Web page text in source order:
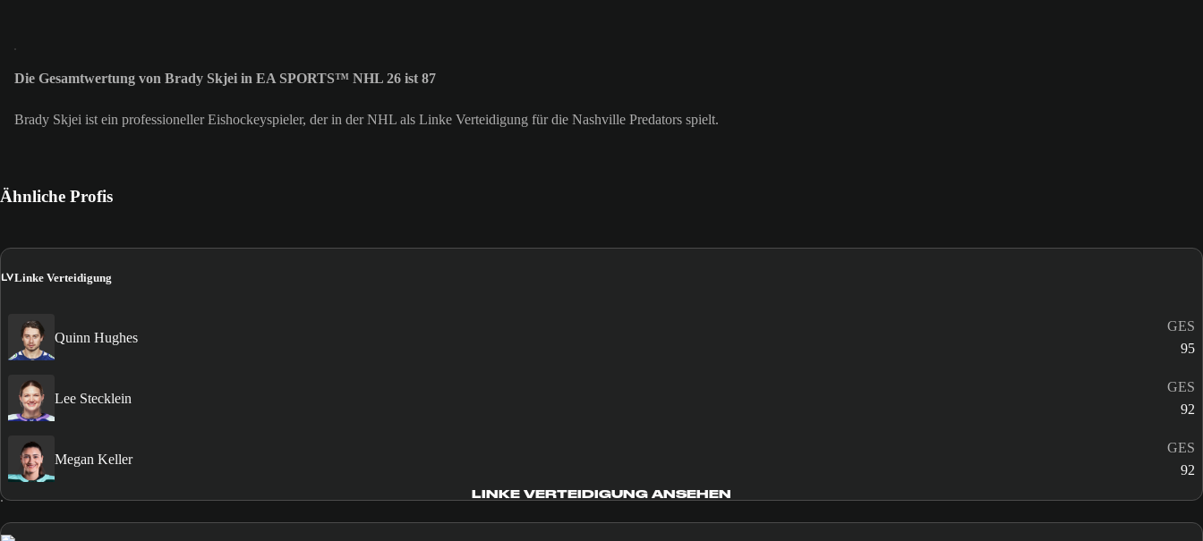
Die Gesamtwertung von Brady Skjei in EA SPORTS™ NHL 26 ist 87
Brady Skjei ist ein professioneller Eishockeyspieler, der in der NHL als Linke Verteidigung für die Nashville Predators spielt.
Ähnliche Profis
LVLinke Verteidigung
Quinn Hughes
GES
95
Lee Stecklein
GES
92
Megan Keller
GES
92
LINKE VERTEIDIGUNG ANSEHEN